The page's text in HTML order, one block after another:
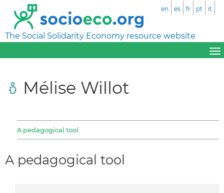
The Social Solidarity Economy resource website
en es fr pt it
Mélise Willot
A pedagogical tool
A pedagogical tool